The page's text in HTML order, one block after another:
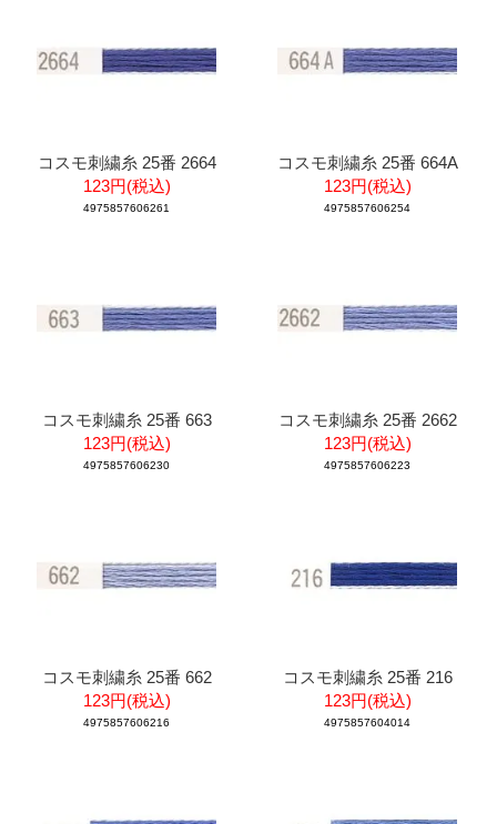
コスモ刺繍糸 25番 2664
123円(税込)
4975857606261
コスモ刺繍糸 25番 664A
123円(税込)
4975857606254
コスモ刺繍糸 25番 663
123円(税込)
4975857606230
コスモ刺繍糸 25番 2662
123円(税込)
4975857606223
コスモ刺繍糸 25番 662
123円(税込)
4975857606216
コスモ刺繍糸 25番 216
123円(税込)
4975857604014